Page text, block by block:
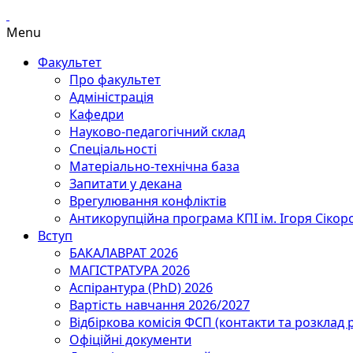
Menu
Факультет
Про факультет
Адміністрація
Кафедри
Науково-педагогічний склад
Спеціальності
Матеріально-технічна база
Запитати у декана
Врегулювання конфліктів
Антикорупційна програма КПІ ім. Ігоря
Вступ
БАКАЛАВРАТ 2026
МАГІСТРАТУРА 2026
Аспірантура (PhD) 2026
Вартість навчання 2026/2027
Відбіркова комісія ФСП (контакти та розклад
Офіційні документи